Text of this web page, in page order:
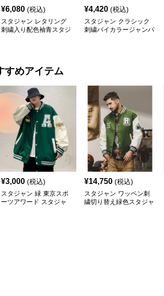
¥6,080 (税込)
スタジャン レタリング
刺繍入り配色袖青スタジ
¥4,420 (税込)
スタジャン クラシック
刺繍バイカラージャンパ
すめアイテム
¥3,000 (税込)
スタジャン 緑 東京スポ
ーツアワード スタジャ
¥14,750 (税込)
スタジャン ワッペン刺
繍切り替え緑色スタジャ